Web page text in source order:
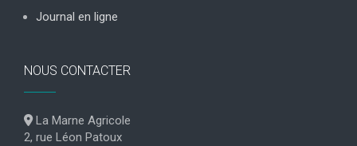
Journal en ligne
NOUS CONTACTER
La Marne Agricole
2, rue Léon Patoux